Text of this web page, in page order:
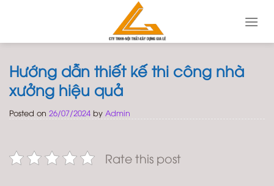
Hướng dẫn thiết kế thi công nhà
xưởng hiệu quả
Posted on 26/07/2024 by Admin
Rate this post